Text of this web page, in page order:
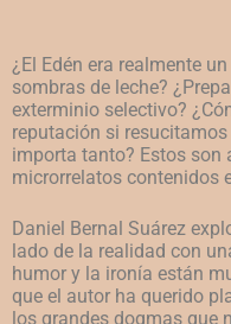
¿El Edén era realmente
sombras de leche?
exterminio selectivo?
reputación si
importa tanto? Estos son
microrrelatos contenidos
Daniel Bernal Suárez
lado de la realidad con
humor y la ironía están
que el autor ha querido
los grandes dogmas que